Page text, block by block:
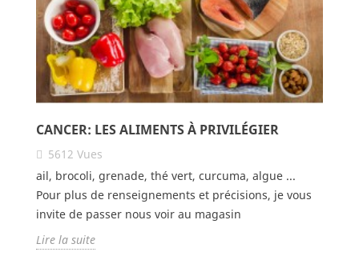
CANCER: LES ALIMENTS À PRIVILÉGIER
5612 Vues
ail, brocoli, grenade, thé vert, curcuma, algue ...
Pour plus de renseignements et précisions, je vous
invite de passer nous voir au magasin
Lire la suite